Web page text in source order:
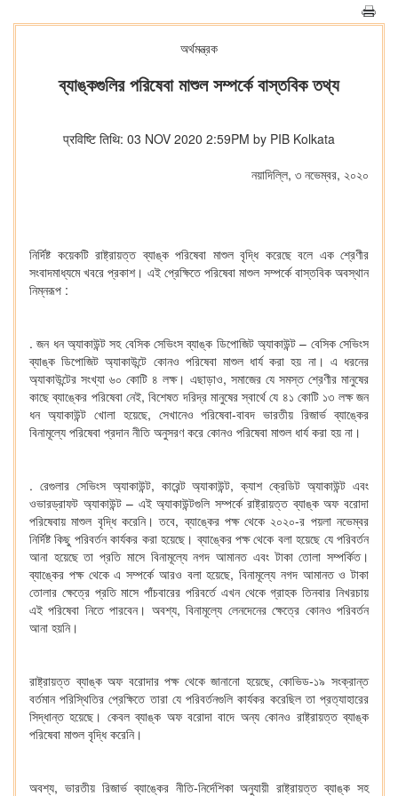
অর্থমন্ত্রক
ব্যাঙ্কগুলির পরিষেবা মাশুল সম্পর্কে বাস্তবিক তথ্য
प्रविष्टि तिथि: 03 NOV 2020 2:59PM by PIB Kolkata
নয়াদিল্লি, ৩ নভেম্বর, ২০২০
নির্দিষ্ট কয়েকটি রাষ্ট্রায়ত্ত ব্যাঙ্ক পরিষেবা মাশুল বৃদ্ধি করেছে বলে এক শ্রেণীর
সংবাদমাধ্যমে খবরে প্রকাশ। এই প্রেক্ষিতে পরিষেবা মাশুল সম্পর্কে বাস্তবিক অবস্থান
নিম্নরূপ :
. জন ধন অ্যাকাউন্ট সহ বেসিক সেভিংস ব্যাঙ্ক ডিপোজিট অ্যাকাউন্ট – বেসিক সেভিংস
ব্যাঙ্ক ডিপোজিট অ্যাকাউন্টে কোনও পরিষেবা মাশুল ধার্য করা হয় না। এ ধরনের
অ্যাকাউন্টের সংখ্যা ৬০ কোটি ৪ লক্ষ। এছাড়াও, সমাজের যে সমস্ত শ্রেণীর মানুষের
কাছে ব্যাঙ্কের পরিষেবা নেই, বিশেষত দরিদ্র মানুষের স্বার্থে যে ৪১ কোটি ১৩ লক্ষ জন
ধন অ্যাকাউন্ট খোলা হয়েছে, সেখানেও পরিষেবা-বাবদ ভারতীয় রিজার্ভ ব্যাঙ্কের
বিনামূল্যে পরিষেবা প্রদান নীতি অনুসরণ করে কোনও পরিষেবা মাশুল ধার্য করা হয় না।
. রেগুলার সেভিংস অ্যাকাউন্ট, কারেন্ট অ্যাকাউন্ট, ক্যাশ ক্রেডিট অ্যাকাউন্ট এবং
ওভারড্রাফট অ্যাকাউন্ট – এই অ্যাকাউন্টগুলি সম্পর্কে রাষ্ট্রায়ত্ত ব্যাঙ্ক অফ বরোদা
পরিষেবায় মাশুল বৃদ্ধি করেনি। তবে, ব্যাঙ্কের পক্ষ থেকে ২০২০-র পয়লা নভেম্বর
নির্দিষ্ট কিছু পরিবর্তন কার্যকর করা হয়েছে। ব্যাঙ্কের পক্ষ থেকে বলা হয়েছে যে পরিবর্তন
আনা হয়েছে তা প্রতি মাসে বিনামূল্যে নগদ আমানত এবং টাকা তোলা সম্পর্কিত।
ব্যাঙ্কের পক্ষ থেকে এ সম্পর্কে আরও বলা হয়েছে, বিনামূল্যে নগদ আমানত ও টাকা
তোলার ক্ষেত্রে প্রতি মাসে পাঁচবারের পরিবর্তে এখন থেকে গ্রাহক তিনবার নিখরচায়
এই পরিষেবা নিতে পারবেন। অবশ্য, বিনামূল্যে লেনদেনের ক্ষেত্রে কোনও পরিবর্তন
আনা হয়নি।
রাষ্ট্রায়ত্ত ব্যাঙ্ক অফ বরোদার পক্ষ থেকে জানানো হয়েছে, কোভিড-১৯ সংক্রান্ত
বর্তমান পরিস্থিতির প্রেক্ষিতে তারা যে পরিবর্তনগুলি কার্যকর করেছিল তা প্রত্যাহারের
সিদ্ধান্ত হয়েছে। কেবল ব্যাঙ্ক অফ বরোদা বাদে অন্য কোনও রাষ্ট্রায়ত্ত ব্যাঙ্ক
পরিষেবা মাশুল বৃদ্ধি করেনি।
অবশ্য, ভারতীয় রিজার্ভ ব্যাঙ্কের নীতি-নির্দেশিকা অনুযায়ী রাষ্ট্রায়ত্ত ব্যাঙ্ক সহ